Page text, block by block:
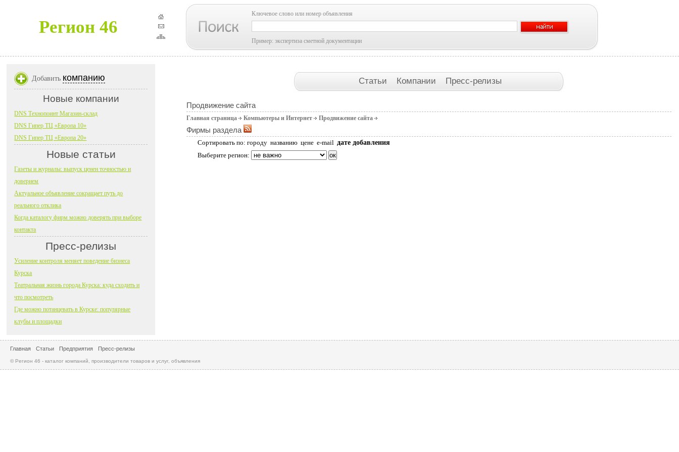
Регион 46
Ключевое слово или номер объявления
Пример: экспертиза сметной документации
Статьи Компании Пресс-релизы
Продвижение сайта
Главная страница Компьютеры и Интернет Продвижение сайта
Фирмы раздела
Сортировать по: городу названию цене e-mail дате добавления
Выберите регион:
Добавить компанию
Новые компании
DNS Технопоинт Магазин-склад
DNS Гипер ТЦ «Европа 10»
DNS Гипер ТЦ «Европа 20»
Новые статьи
Газеты и журналы: выпуск ценен точностью и
доверием
Актуальное объявление сокращает путь до
реального отклика
Когда каталогу фирм можно доверять при выборе
контакта
Пресс-релизы
Усиление контроля меняет поведение бизнеса
Курска
Театральная жизнь города Курска: куда сходить и
что посмотреть
Где можно потанцевать в Курске: популярные
клубы и площадки
Главная Статьи Предприятия Пресс-релизы
© Регион 46 - каталог компаний, производители товаров и услуг, объявления